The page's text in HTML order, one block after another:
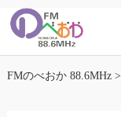
FMのべおか 88.6MHz>